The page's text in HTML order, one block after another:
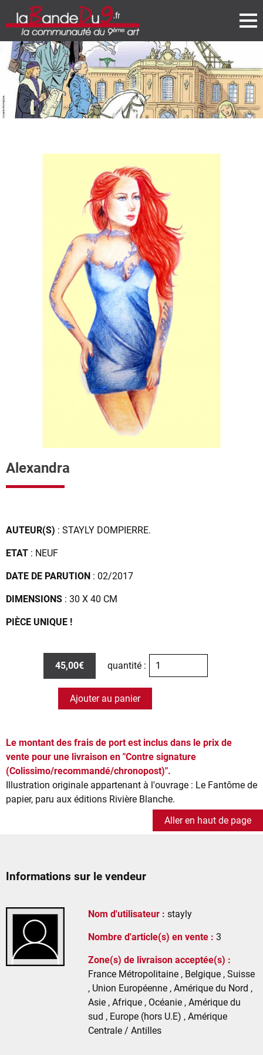
Alexandra
AUTEUR(S) : STAYLY DOMPIERRE.
ETAT : NEUF
DATE DE PARUTION : 02/2017
DIMENSIONS : 30 X 40 CM
PIÈCE UNIQUE !
45,00€ quantité :
Ajouter au panier
Le montant des frais de port est inclus dans le prix de
vente pour une livraison en "Contre signature
(Colissimo/recommandé/chronopost)".
Illustration originale appartenant à l'ouvrage : Le Fantôme de
papier, paru aux éditions Rivière Blanche.
Aller en haut de page
Informations sur le vendeur
Nom d'utilisateur : stayly
Nombre d'article(s) en vente : 3
Zone(s) de livraison acceptée(s) :
France Métropolitaine , Belgique , Suisse
, Union Européenne , Amérique du Nord ,
Asie , Afrique , Océanie , Amérique du
sud , Europe (hors U.E) , Amérique
Centrale / Antilles